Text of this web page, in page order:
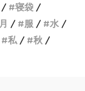
寝袋
月 服
水
私
秋